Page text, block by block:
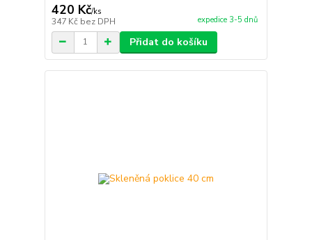
420 Kč/ks
347 Kč bez DPH expedice 3-5 dnů
Přidat do košíku